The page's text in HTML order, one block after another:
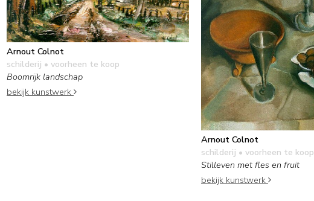
Arnout Colnot
schilderij • voorheen te koop
Boomrijk landschap
bekijk kunstwerk
Arnout Colnot
schilderij • voorheen te koop
Stilleven met fles en fruit
bekijk kunstwerk